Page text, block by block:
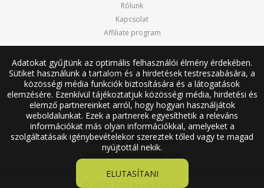
Adatokat gyűjtünk az optimális felhasználói élmény érdekében.
Sütiket használunk a tartalom és a hirdetések testreszabására, a
közösségi média funkciók biztosítására és a látogatások
elemzésére. Ezenkívül tájékoztatjuk közösségi média, hirdetési és
elemző partnereinket arról, hogy hogyan használjátok
weboldalunkat. Ezek a partnerek egyesíthetik a releváns
információkat más olyan információkkal, amelyeket a
szolgáltatásaik igénybevételekor szereztek tőled vagy te magad
nyújtottál nekik.
ELUTASÍTANI
Rólunk
Kapcsolat
Affiliate program
MEGRENDELÉS ADATAI
Fiókom
Általános feltételek
Szállítási díjak
Reklamáció és garancia
Személys adatok védelme
Személys adatok feldolgozása